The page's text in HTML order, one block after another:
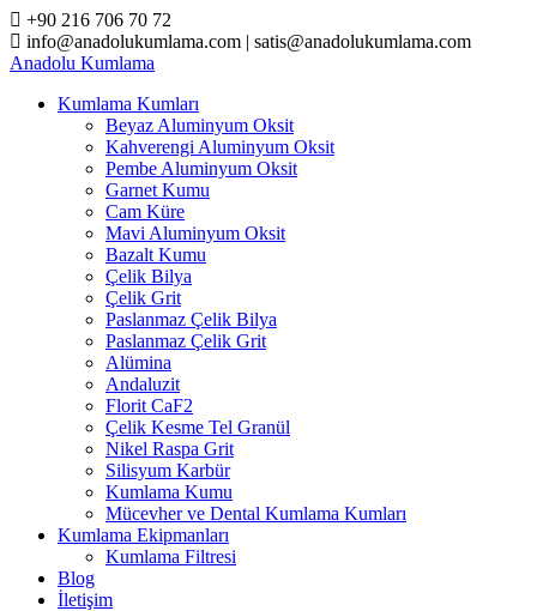
Skip
to
content
+90 216 706 70 72
info@anadolukumlama.com | satis@anadolukumlama.com
Anadolu Kumlama
Kumlama Kumları
Beyaz Aluminyum Oksit
Kahverengi Aluminyum Oksit
Pembe Aluminyum Oksit
Garnet Kumu
Cam Küre
Mavi Aluminyum Oksit
Bazalt Kumu
Çelik Bilya
Çelik Grit
Paslanmaz Çelik Bilya
Paslanmaz Çelik Grit
Alümina
Andaluzit
Florit CaF2
Çelik Kesme Tel Granül
Nikel Raspa Grit
Silisyum Karbür
Kumlama Kumu
Mücevher ve Dental Kumlama Kumları
Kumlama Ekipmanları
Kumlama Filtresi
Blog
İletişim